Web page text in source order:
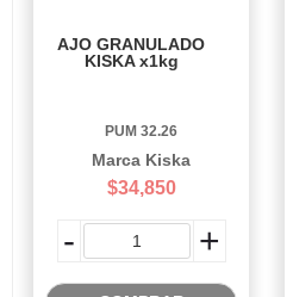
AJO GRANULADO
KISKA x1kg
PUM 32.26
Marca Kiska
$34,850
- +